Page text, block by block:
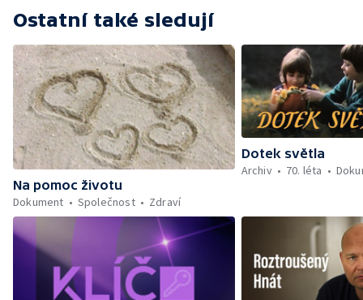
Ostatní také sledují
Na pomoc životu
Dokument
Společnost Zdraví
Dotek světla
Archiv
70. léta